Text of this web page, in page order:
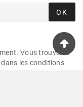
OK
Vous trouverez
les conditions